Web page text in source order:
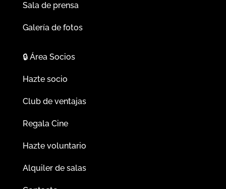
Sala de prensa
Galería de fotos
🔒Área Socios
Hazte socio
Club de ventajas
Regala Cine
Hazte voluntario
Alquiler de salas